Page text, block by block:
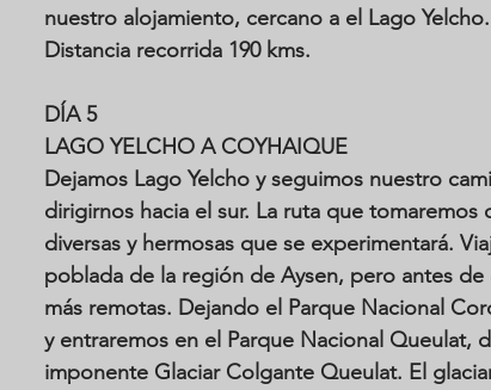
nuestro alojamiento, cercano a el Lago Yelcho.
Distancia recorrida 190 kms.
DÍA 5
LAGO YELCHO A COYHAIQUE
Dejamos Lago Yelcho y seguimos nuestro
dirigirnos hacia el sur. La ruta que
diversas y hermosas que se experimentará.
poblada de la región de Aysen, pero antes
más remotas. Dejando el Parque Nacional
y entraremos en el Parque Nacional
imponente Glaciar Colgante Queulat. El